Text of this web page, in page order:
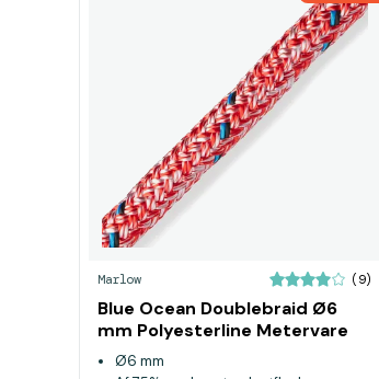
Marlow (9)
Blue Ocean Doublebraid Ø6
mm Polyesterline Metervare
Rød
Ø6 mm